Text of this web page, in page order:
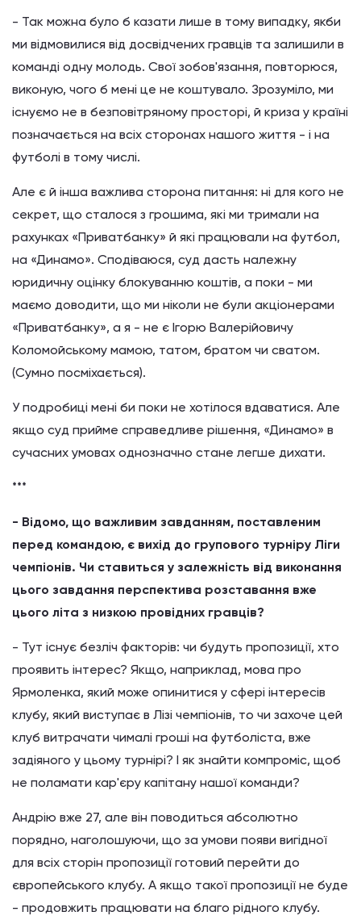
- Так можна було б казати лише в тому випадку, якби
ми відмовилися від досвідчених гравців та залишили в
команді одну молодь. Свої зобов'язання, повторюся,
виконую, чого б мені це не коштувало. Зрозуміло, ми
існуємо не в безповітряному просторі, й криза у країні
позначається на всіх сторонах нашого життя - і на
футболі в тому числі.
Але є й інша важлива сторона питання: ні для кого не
секрет, що сталося з грошима, які ми тримали на
рахунках «Приватбанку» й які працювали на футбол,
на «Динамо». Сподіваюся, суд дасть належну
юридичну оцінку блокуванню коштів, а поки - ми
маємо доводити, що ми ніколи не були акціонерами
«Приватбанку», а я - не є Ігорю Валерійовичу
Коломойському мамою, татом, братом чи сватом.
(Сумно посміхається).
У подробиці мені би поки не хотілося вдаватися. Але
якщо суд прийме справедливе рішення, «Динамо» в
сучасних умовах однозначно стане легше дихати.
***
- Відомо, що важливим завданням, поставленим
перед командою, є вихід до групового турніру Ліги
чемпіонів. Чи ставиться у залежність від виконання
цього завдання перспектива розставання вже
цього літа з низкою провідних гравців?
- Тут існує безліч факторів: чи будуть пропозиції, хто
проявить інтерес? Якщо, наприклад, мова про
Ярмоленка, який може опинитися у сфері інтересів
клубу, який виступає в Лізі чемпіонів, то чи захоче цей
клуб витрачати чималі гроші на футболіста, вже
задіяного у цьому турнірі? І як знайти компроміс, щоб
не поламати кар'єру капітану нашої команди?
Андрію вже 27, але він поводиться абсолютно
порядно, наголошуючи, що за умови появи вигідної
для всіх сторін пропозиції готовий перейти до
європейського клубу. А якщо такої пропозиції не буде
- продовжить працювати на благо рідного клубу.